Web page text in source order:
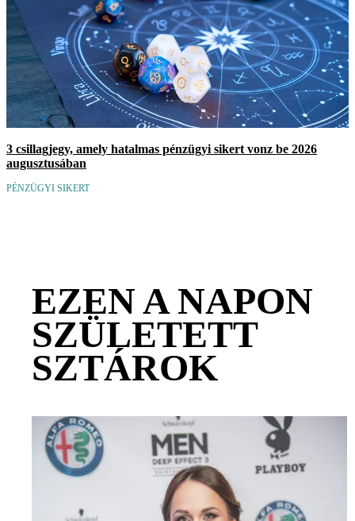
3 csillagjegy, amely hatalmas pénzügyi sikert vonz be 2026
augusztusában
PÉNZÜGYI SIKERT
EZEN A NAPON
SZÜLETETT
SZTÁROK